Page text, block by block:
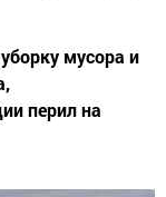
мусора и
перил на